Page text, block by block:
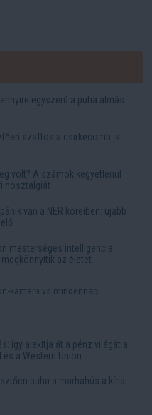
egyszerű a puha almás
szaftos a csirkecomb: a
volt? A számok kegyetlenül
nosztalgiát
van a NER köreiben: újabb
mesterséges intelligencia
az életet
kamera vs mindennapi
így alakítja át a pénz világát a
és a Western Union
puha a marhahús a kínai